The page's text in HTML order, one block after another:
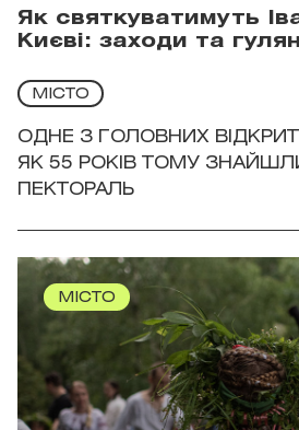
МІСТО
МІСТО
ОДНЕ З ГОЛОВНИХ
ЯК 55 РОКІВ ТОМУ
ПЕКТОРАЛЬ
Як святкуватимуть
Києві: заходи та